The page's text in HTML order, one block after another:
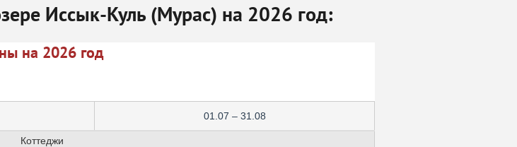
Иссык-Куль (Мурас) на 2026 год:
на 2026 год
01.07 – 31.08
Коттеджи